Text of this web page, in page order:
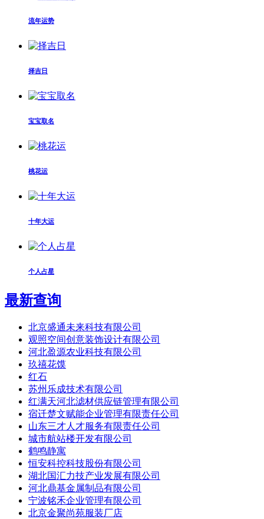
流年运势
择吉日
宝宝取名
桃花运
十年大运
个人占星
最新查询
北京盛通未来科技有限公司
观照空间创意装饰设计有限公司
河北盈源农业科技有限公司
玖禧花馍
红石
苏州乐成技术有限公司
红满天河北滤材供应链管理有限公司
宿迁楚文赋能企业管理有限责任公司
山东三才人才服务有限责任公司
城市航站楼开发有限公司
鹤鸣静寓
恒安科控科技股份有限公司
湖北国汇力技产业发展有限公司
河北鼎基金属制品有限公司
宁波铭禾企业管理有限公司
北京金聚尚苑服装厂店